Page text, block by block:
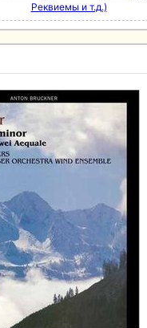
Реквиемы и т.д.)